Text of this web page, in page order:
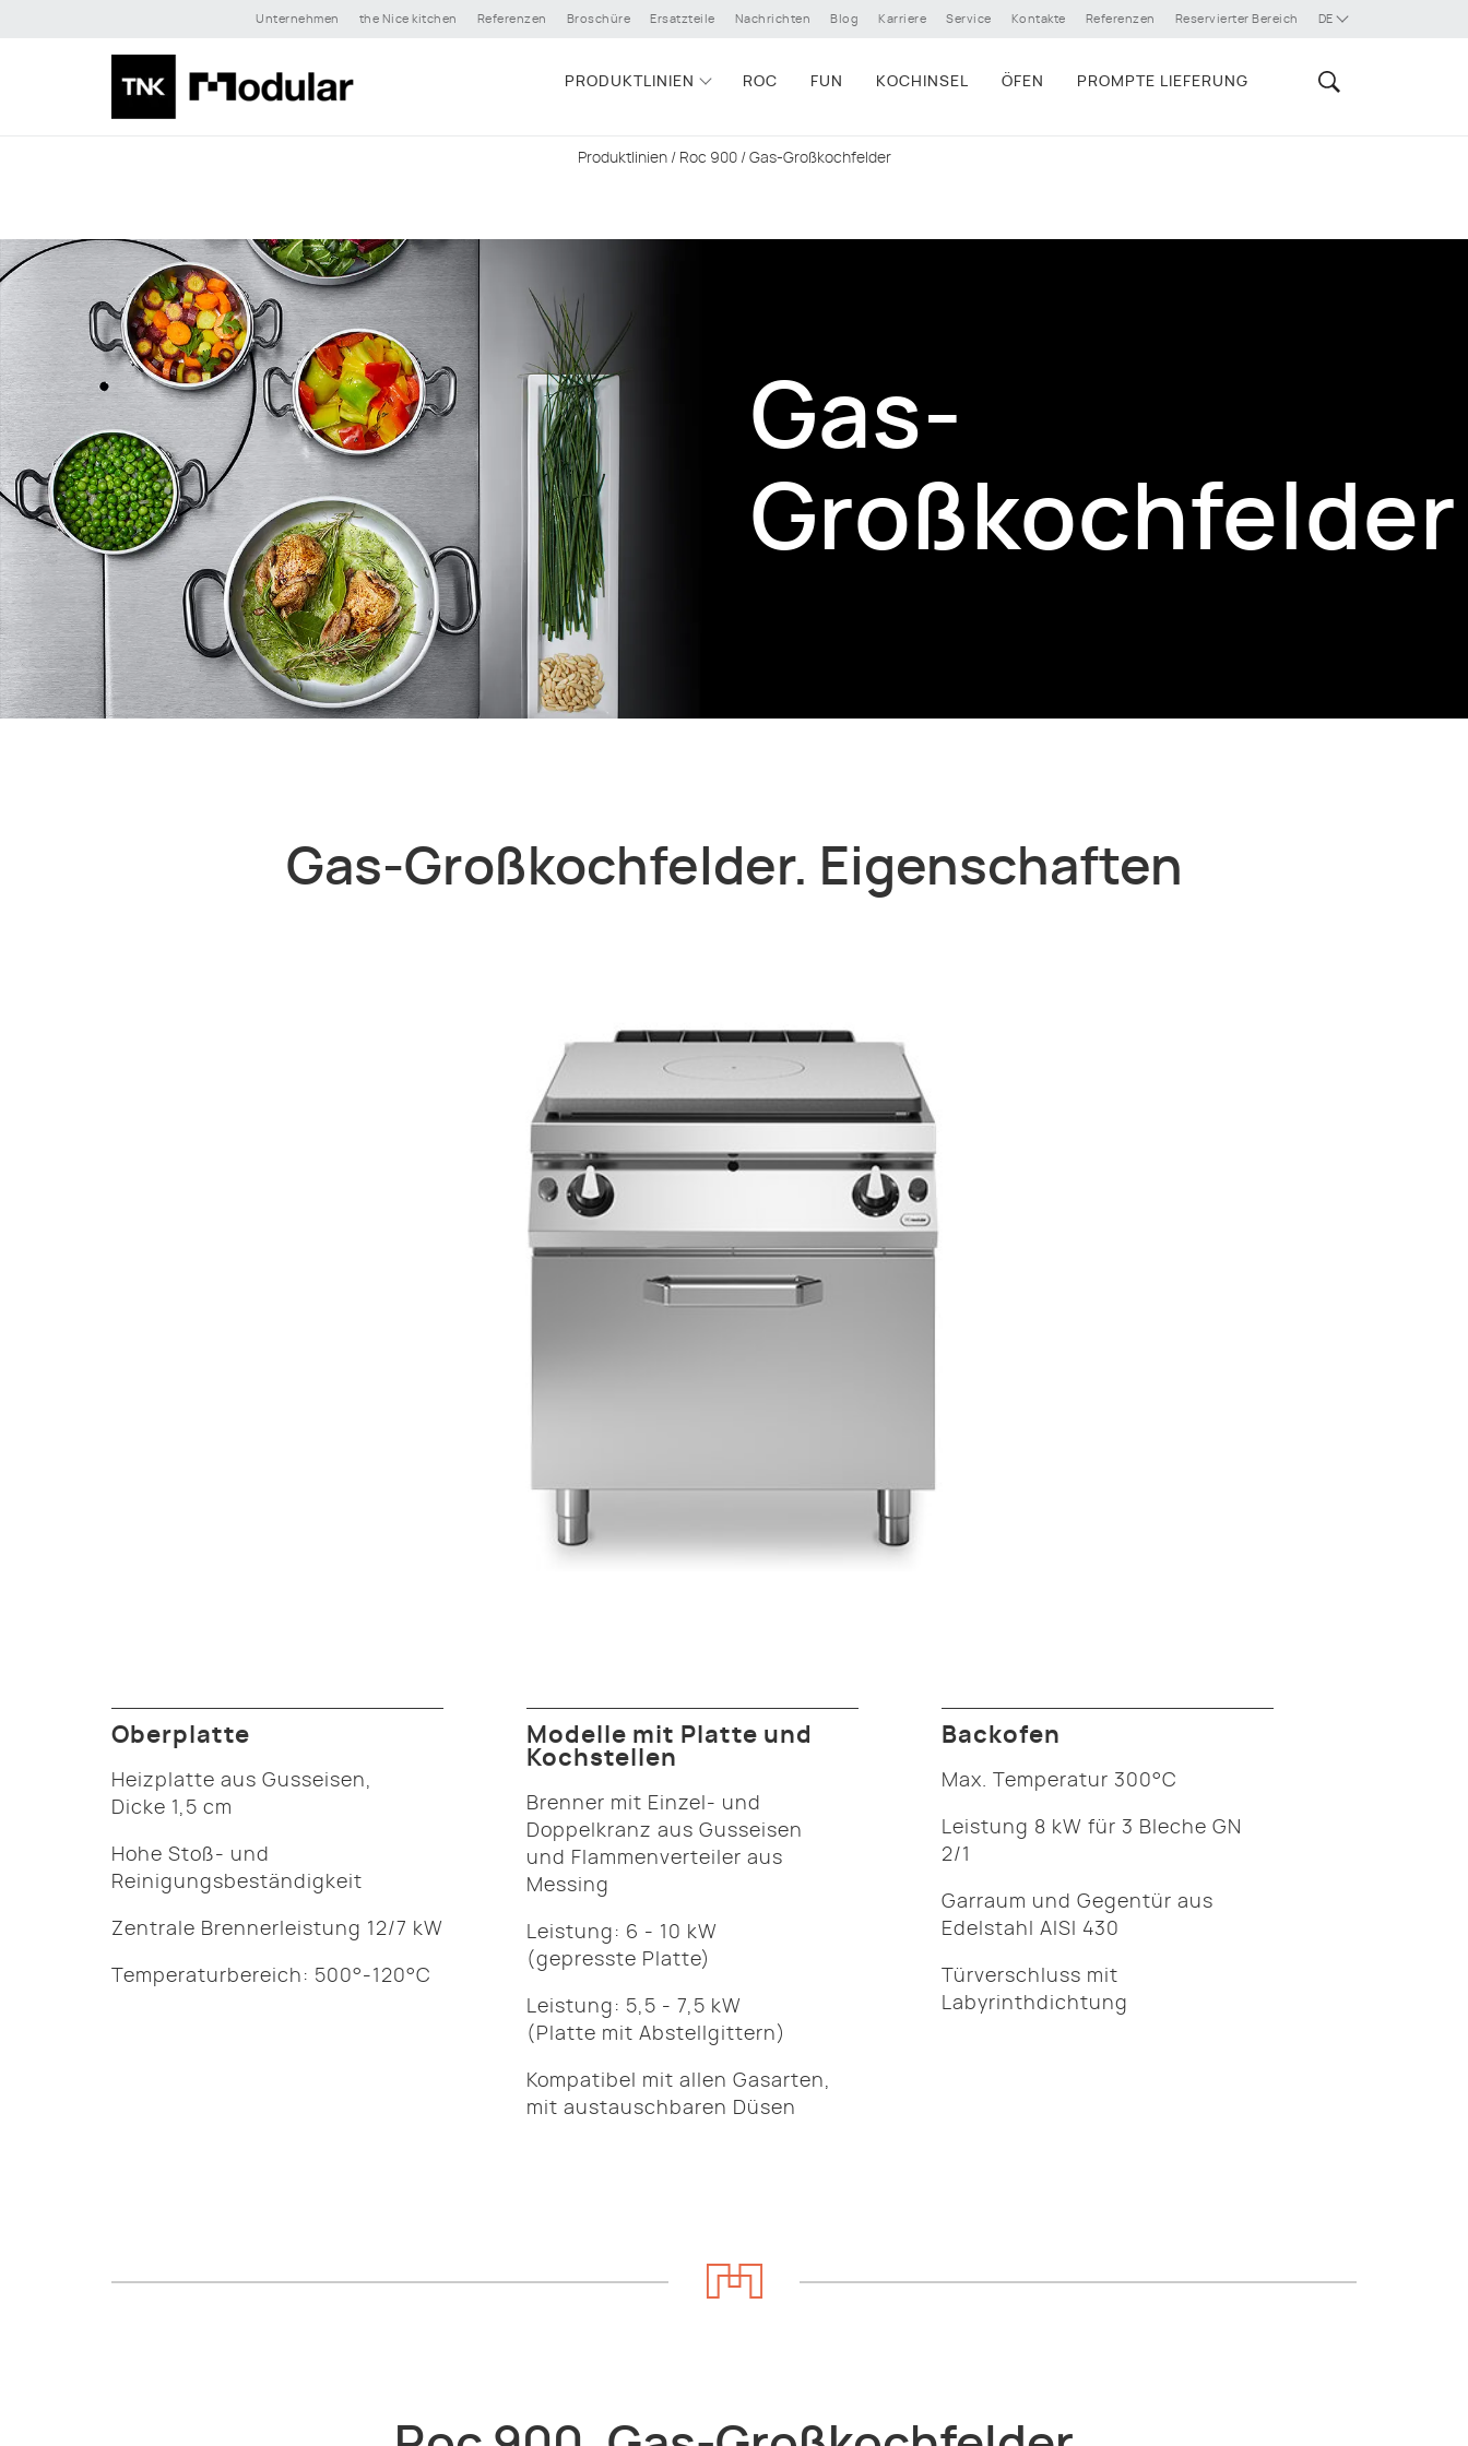
Unternehmen the Nice kitchen Referenzen Broschüre Ersatzteile Nachrichten Blog Karriere Service Kontakte Referenzen Reservierter Bereich DE
PRODUKTLINIEN ROC FUN KOCHINSEL ÖFEN PROMPTE LIEFERUNG
Produktlinien/ Roc 900/ Gas-Großkochfelder
Gas-
Großkochfelder
Gas-Großkochfelder. Eigenschaften
Oberplatte
Heizplatte aus Gusseisen,
Dicke 1,5 cm
Hohe Stoß- und
Reinigungsbeständigkeit
Zentrale Brennerleistung 12/7 kW
Temperaturbereich: 500°-120°C
Modelle mit Platte und
Kochstellen
Brenner mit Einzel- und
Doppelkranz aus Gusseisen
und Flammenverteiler aus
Messing
Leistung: 6 - 10 kW
(gepresste Platte)
Leistung: 5,5 - 7,5 kW
(Platte mit Abstellgittern)
Kompatibel mit allen Gasarten,
mit austauschbaren Düsen
Backofen
Max. Temperatur 300°C
Leistung 8 kW für 3 Bleche GN
2/1
Garraum und Gegentür aus
Edelstahl AISI 430
Türverschluss mit
Labyrinthdichtung